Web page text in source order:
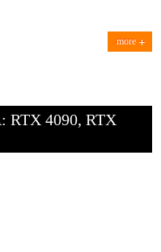
more
RTX 4090, RTX